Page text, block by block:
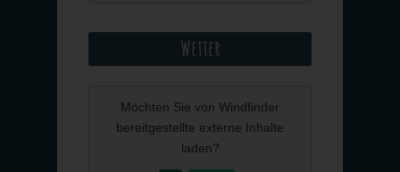
Wetter
Möchten Sie von Windfinder
bereitgestellte externe Inhalte
laden?